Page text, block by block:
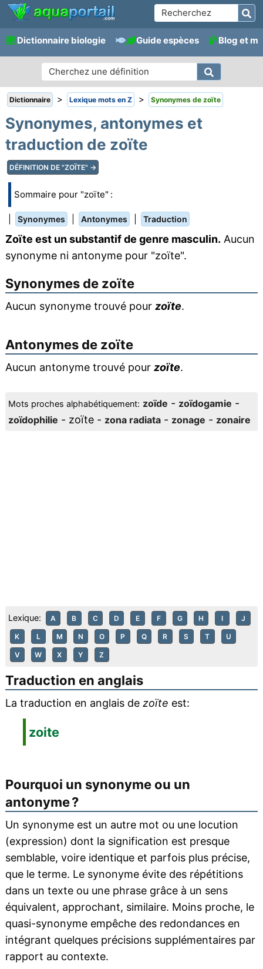
Dictionnaire biologie Guide espèces Blog et
Dictionnaire > Lexique mots en Z > Synonymes de zoïte
Synonymes, antonymes et
traduction de zoïte
DÉFINITION DE "ZOÏTE" →
Sommaire pour "zoïte" :
Synonymes Antonymes Traduction
Zoïte est un substantif de genre masculin. Aucun
synonyme ni antonyme pour "zoïte".
Synonymes de zoïte
Aucun synonyme trouvé pour zoïte.
Antonymes de zoïte
Aucun antonyme trouvé pour zoïte.
Mots proches alphabétiquement: zoïde - zoïdogamie -
zoïdophilie - zoïte - zona radiata- zonage - zonaire
Lexique: A B C D E F G H I J
K L M N O P Q R S T U
V W X Y Z
Traduction en anglais
La traduction en anglais de zoïte est:
zoite
Pourquoi un synonyme ou un
antonyme ?
Un synonyme est un autre mot ou une locution
(expression) dont la signification est presque
semblable, voire identique et parfois plus précise,
que le terme. Le synonyme évite des répétitions
dans un texte ou une phrase grâce à un sens
équivalent, approchant, similaire. Moins proche, le
quasi-synonyme empêche des redondances en
intégrant quelques précisions supplémentaires par
rapport au contexte.